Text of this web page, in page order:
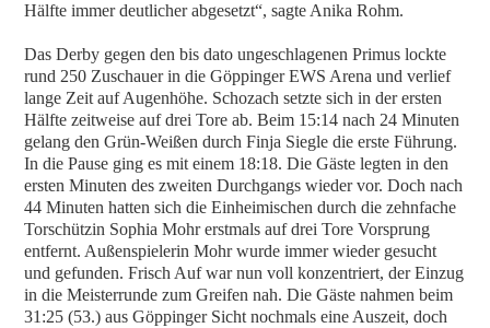
Hälfte immer deutlicher abgesetzt“, sagte Anika Rohm.
Das Derby gegen den bis dato ungeschlagenen Primus lockte
rund 250 Zuschauer in die Göppinger EWS Arena und verlief
lange Zeit auf Augenhöhe. Schozach setzte sich in der ersten
Hälfte zeitweise auf drei Tore ab. Beim 15:14 nach 24 Minuten
gelang den Grün-Weißen durch Finja Siegle die erste Führung.
In die Pause ging es mit einem 18:18. Die Gäste legten in den
ersten Minuten des zweiten Durchgangs wieder vor. Doch nach
44 Minuten hatten sich die Einheimischen durch die zehnfache
Torschützin Sophia Mohr erstmals auf drei Tore Vorsprung
entfernt. Außenspielerin Mohr wurde immer wieder gesucht
und gefunden. Frisch Auf war nun voll konzentriert, der Einzug
in die Meisterrunde zum Greifen nah. Die Gäste nahmen beim
31:25 (53.) aus Göppinger Sicht nochmals eine Auszeit, doch